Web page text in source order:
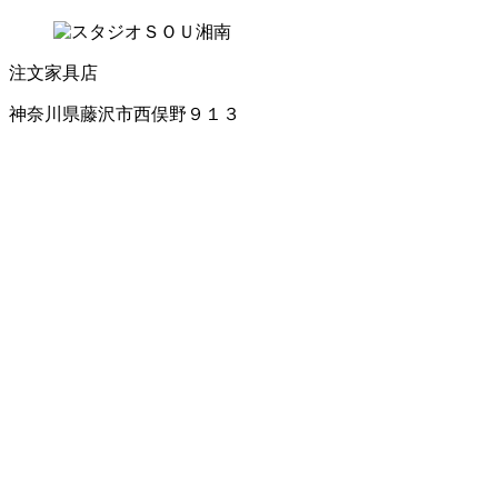
注文家具店
神奈川県藤沢市西俣野９１３